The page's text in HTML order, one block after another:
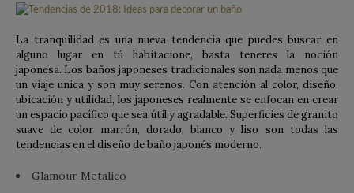
La tranquilidad es una nueva tendencia que puedes buscar en
alguno lugar en tú habitacione, basta teneres la noción
japonesa. Los baños japoneses tradicionales son nada menos que
un viaje unica y son muy serenos. Con atención al color, diseño,
ubicación y utilidad, los japoneses realmente se enfocan en crear
un espacio pacífico que sea útil y agradable. Superficies de granito
suave de color marrón, dorado, blanco y liso son todas las
tendencias en el diseño de baño japonés moderno.
Glamour Metalico